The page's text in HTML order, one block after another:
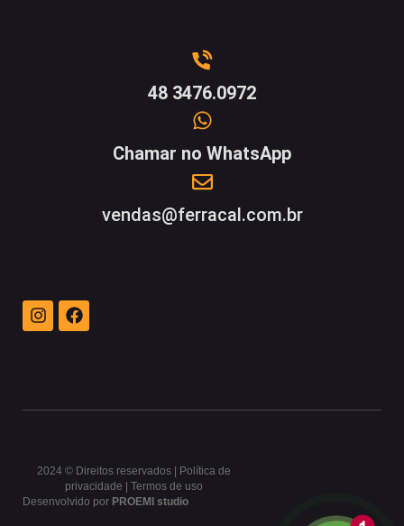
48 3476.0972
Chamar no WhatsApp
vendas@ferracal.com.br
2024 © Direitos reservados | Política de
privacidade | Termos de uso
Desenvolvido por PROEMI studio